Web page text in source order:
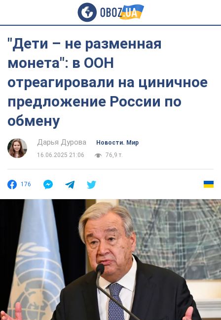
"Дети – не разменная
монета": в ООН
отреагировали на циничное
предложение России по
обмену
Дарья Дурова
Новости. Мир
16.06.2025 21:06
76,9 т.
176